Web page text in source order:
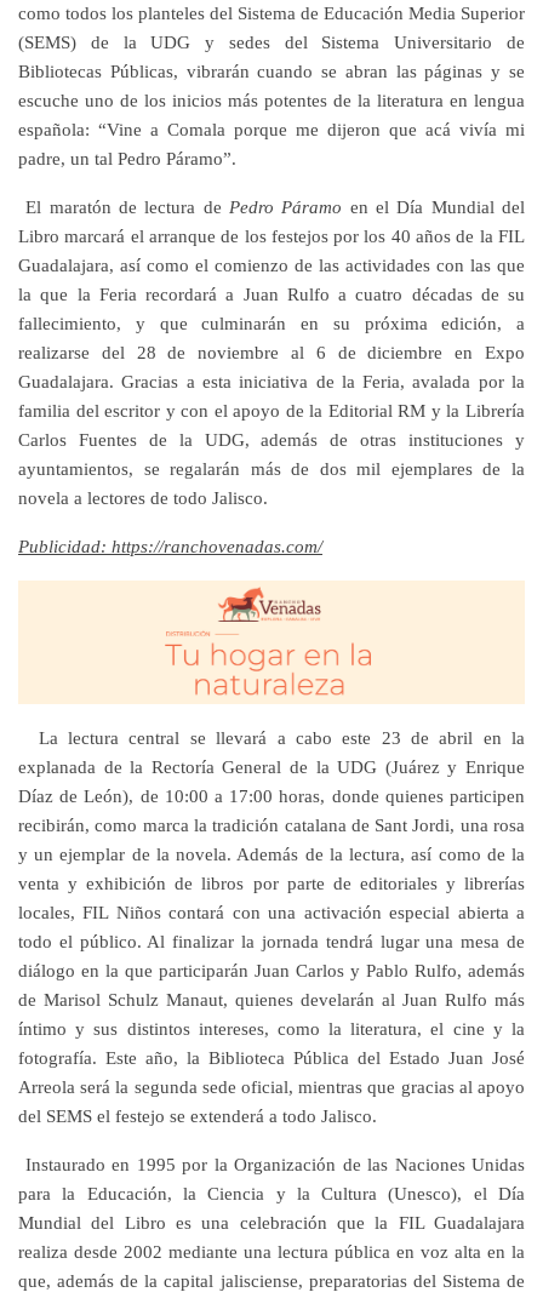
como todos los planteles del Sistema de Educación Media Superior
(SEMS) de la UDG y sedes del Sistema Universitario de
Bibliotecas Públicas, vibrarán cuando se abran las páginas y se
escuche uno de los inicios más potentes de la literatura en lengua
española: “Vine a Comala porque me dijeron que acá vivía mi
padre, un tal Pedro Páramo”.
El maratón de lectura de Pedro Páramo en el Día Mundial del
Libro marcará el arranque de los festejos por los 40 años de la FIL
Guadalajara, así como el comienzo de las actividades con las que
la que la Feria recordará a Juan Rulfo a cuatro décadas de su
fallecimiento, y que culminarán en su próxima edición, a
realizarse del 28 de noviembre al 6 de diciembre en Expo
Guadalajara. Gracias a esta iniciativa de la Feria, avalada por la
familia del escritor y con el apoyo de la Editorial RM y la Librería
Carlos Fuentes de la UDG, además de otras instituciones y
ayuntamientos, se regalarán más de dos mil ejemplares de la
novela a lectores de todo Jalisco.
Publicidad: https://ranchovenadas.com/
La lectura central se llevará a cabo este 23 de abril en la
explanada de la Rectoría General de la UDG (Juárez y Enrique
Díaz de León), de 10:00 a 17:00 horas, donde quienes participen
recibirán, como marca la tradición catalana de Sant Jordi, una rosa
y un ejemplar de la novela. Además de la lectura, así como de la
venta y exhibición de libros por parte de editoriales y librerías
locales, FIL Niños contará con una activación especial abierta a
todo el público. Al finalizar la jornada tendrá lugar una mesa de
diálogo en la que participarán Juan Carlos y Pablo Rulfo, además
de Marisol Schulz Manaut, quienes develarán al Juan Rulfo más
íntimo y sus distintos intereses, como la literatura, el cine y la
fotografía. Este año, la Biblioteca Pública del Estado Juan José
Arreola será la segunda sede oficial, mientras que gracias al apoyo
del SEMS el festejo se extenderá a todo Jalisco.
Instaurado en 1995 por la Organización de las Naciones Unidas
para la Educación, la Ciencia y la Cultura (Unesco), el Día
Mundial del Libro es una celebración que la FIL Guadalajara
realiza desde 2002 mediante una lectura pública en voz alta en la
que, además de la capital jalisciense, preparatorias del Sistema de